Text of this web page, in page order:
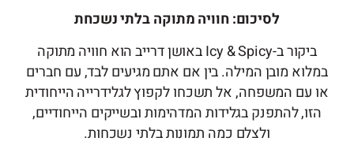
לסיכום: חוויה מתוקה בלתי נשכחת
ביקור ב-Icy & Spicy באושן דרייב הוא חוויה מתוקה
במלוא מובן המילה. בין אם אתם מגיעים לבד, עם חברים
או עם המשפחה, אל תשכחו לקפוץ לגלידרייה הייחודית
הזו, להתפנק בגלידות המדהימות ובשייקים הייחודיים,
ולצלם כמה תמונות בלתי נשכחות.